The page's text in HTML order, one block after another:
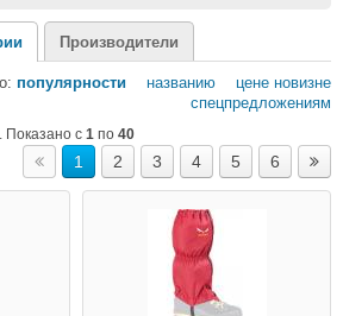
Производители
популярности названию цене новизне
спецпредложениям
Показано с 1 по 40
1 2 3 4 5 6